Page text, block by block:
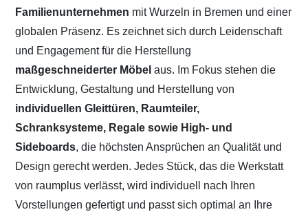
Familienunternehmen mit Wurzeln in Bremen und einer
globalen Präsenz. Es zeichnet sich durch Leidenschaft
und Engagement für die Herstellung
maßgeschneiderter Möbelaus. Im Fokus stehen die
Entwicklung, Gestaltung und Herstellung von
individuellen Gleittüren, Raumteiler,
Schranksysteme, Regale sowie High- und
Sideboards, die höchsten Ansprüchen an Qualität und
Design gerecht werden. Jedes Stück, das die Werkstatt
von raumplus verlässt, wird individuell nach Ihren
Vorstellungen gefertigt und passt sich optimal an Ihre